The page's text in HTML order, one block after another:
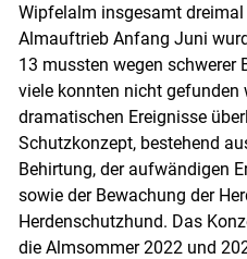
Wipfelalm insgesamt
Almauftrieb Anfang Juni
13 mussten wegen schwerer
viele konnten nicht gefunden
dramatischen Ereignisse
Schutzkonzept, bestehend
Behirtung, der aufwändigen
sowie der Bewachung der
Herdenschutzhund. Das
die Almsommer 2022 und